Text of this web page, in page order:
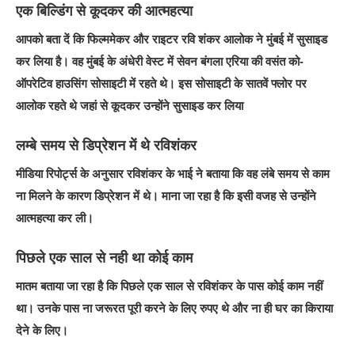
एक बिल्डिंग से कूदकर की आत्महत्या
आपको बता दें कि फिल्ममेकर और राइटर रवि शंकर आलोक ने मुंबई में सुसाइड
कर लिया है। वह मुंबई के अंधेरी वेस्ट में सेवन बंगला एरिया की वसंत को-
ऑपरेटिव हाउसिंग सोसाइटी में रहते थे। इस सोसाइटी के सातवें फ्लोर पर
आलोक रहते थे जहां से कूदकर उन्होंने सुसाइड कर लिया
लम्बे समय से डिप्रेशन में थे रविशंकर
मीडिया रिपोर्ट्स के अनुसार रविशंकर के भाई ने बताया कि वह लंबे समय से काम
ना मिलने के कारण डिप्रेशन में थे। माना जा रहा है कि इसी वजह से उन्होंने
आत्महत्या कर ली।
पिछले एक साल से नही था कोई काम
मातम बताया जा रहा है कि पिछले एक साल से रविशंकर के पास कोई काम नहीं
था। उनके पास ना जरूरत पूरी करने के लिए रुपए थे और ना ही घर का किराया
देने के लिए।